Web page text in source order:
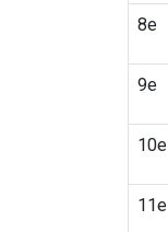
8e
9e
10e
11e